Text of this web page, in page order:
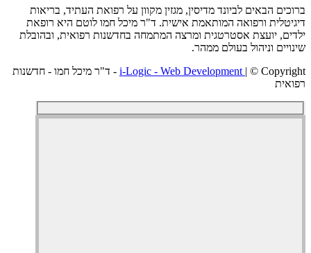
הבאים לביונד מדיסין, מגזין מקוון על רפואת העתיד, בריאות
ורפואה המותאמת אישית. ד"ר מיכל חמו לוטם היא רופאת
יועצת אסטרטגית ומרצה המתמחה בחדשנות רפואית, ובהובלת
וניהול בעולם ממהר.
i-Logic - Web Development| © Copyright - ד"ר מיכל חמו - חדשנות